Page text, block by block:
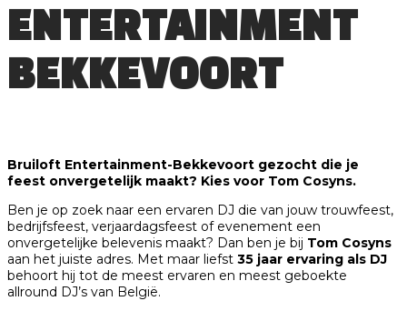
ENTERTAINMENT
BEKKEVOORT
Bruiloft Entertainment-Bekkevoort gezocht die je
feest onvergetelijk maakt? Kies voor Tom Cosyns.
Ben je op zoek naar een ervaren DJ die van jouw trouwfeest,
bedrijfsfeest, verjaardagsfeest of evenement een
onvergetelijke belevenis maakt? Dan ben je bij Tom Cosyns
aan het juiste adres. Met maar liefst 35 jaar ervaring als DJ
behoort hij tot de meest ervaren en meest geboekte
allround DJ’s van België.